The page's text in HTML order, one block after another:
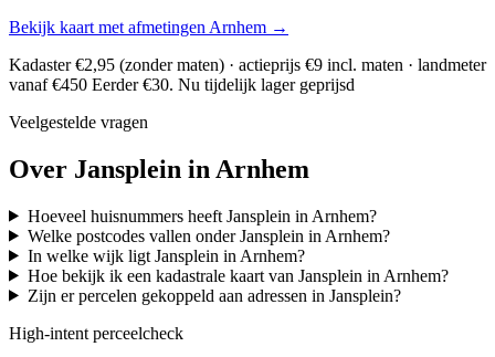
Bekijk kaart met afmetingen Arnhem →
Kadaster €2,95 (zonder maten) · actieprijs €9 incl. maten · landmeter
vanaf €450 Eerder €30. Nu tijdelijk lager geprijsd
Veelgestelde vragen
Over Jansplein in Arnhem
Hoeveel huisnummers heeft Jansplein in Arnhem?
Welke postcodes vallen onder Jansplein in Arnhem?
In welke wijk ligt Jansplein in Arnhem?
Hoe bekijk ik een kadastrale kaart van Jansplein in Arnhem?
Zijn er percelen gekoppeld aan adressen in Jansplein?
High-intent perceelcheck